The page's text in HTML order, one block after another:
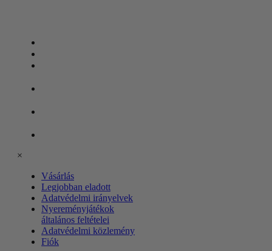
×
Vásárlás
Legjobban eladott
Adatvédelmi irányelvek
Nyereményjátékok
általános feltételei
Adatvédelmi közlemény
Fiók